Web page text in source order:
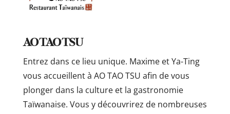
AO TAO TSU
Entrez dans ce lieu unique. Maxime et Ya-Ting
vous accueillent à AO TAO TSU afin de vous
plonger dans la culture et la gastronomie
Taïwanaise. Vous y découvrirez de nombreuses